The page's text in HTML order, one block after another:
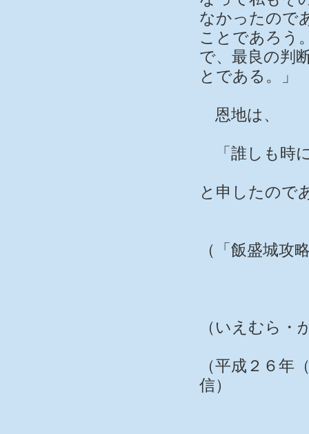
なかったので
ことであろう
で、最良の判
とである。」
恩地は、
「誰しも時
と申したので
（「飯盛城
（いえむら・
（平成２６年
信）